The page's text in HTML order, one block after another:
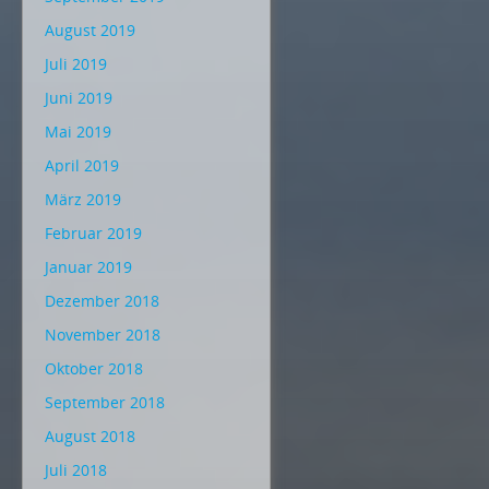
August 2019
Juli 2019
Juni 2019
Mai 2019
April 2019
März 2019
Februar 2019
Januar 2019
Dezember 2018
November 2018
Oktober 2018
September 2018
August 2018
Juli 2018